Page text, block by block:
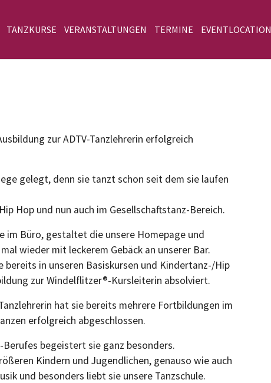
TANZKURSE VERANSTALTUNGEN TERMINE EVENTLOCATION
zur ADTV-Tanzlehrerin erfolgreich
gelegt, denn sie tanzt schon seit dem sie laufen
Hop und nun auch im Gesellschaftstanz-Bereich.
im Büro, gestaltet die unsere Homepage und
wieder mit leckerem Gebäck an unserer Bar.
bereits in unseren Basiskursen und Kindertanz-/Hip
zur Windelflitzer®-Kursleiterin absolviert.
hat sie bereits mehrere Fortbildungen im
erfolgreich abgeschlossen.
begeistert sie ganz besonders.
Kindern und Jugendlichen, genauso wie auch
und besonders liebt sie unsere Tanzschule.